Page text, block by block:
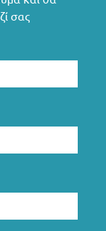
σας